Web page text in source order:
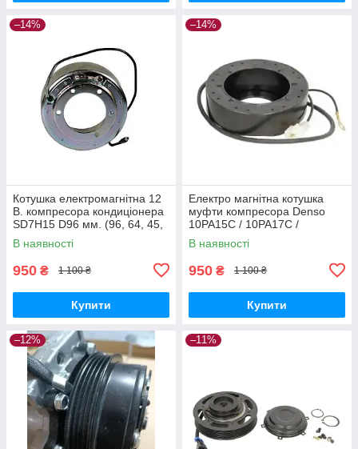
–14%
Котушка електромагнітна 12
В. компресора кондиціонера
SD7H15 D96 мм. (96, 64, 45,
32)
В наявності
950 ₴ 1 100 ₴
Купити
–14%
Електро магнітна котушка
муфти компресора Denso
10PA15C / 10PA17C /
10PA20C , 10S17C 12V
RE52510
В наявності
950 ₴ 1 100 ₴
Купити
–12% –11%